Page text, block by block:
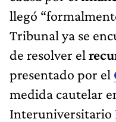
llegó
Tribunal ya se
de resolver el
presentado por el
medida cautelar
Interuniversitario